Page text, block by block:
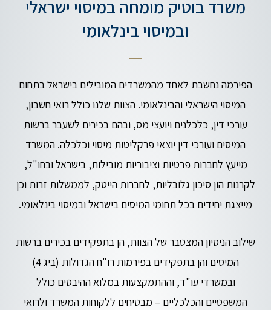
משרד בוטיק מומחה במיסוי ישראלי
ובמיסוי בינלאומי
הפירמה נחשבת לאחד מהמשרדים המובילים בישראל בתחום
המיסוי הישראלי והבינלאומי. הצוות שלנו כולל רואי חשבון,
עורכי דין, כלכלנים ויועצי מס, ובהם בכירים לשעבר ברשות
המיסים ועורכי דין יוצאי פרקליטות מיסוי וכלכלה. המשרד
מייעץ לחברות פרטיות וציבוריות מובילות, בישראל ובחו"ל,
לקרנות הון סיכון גלובליות, לחברות הייטק, לממשלות זרות וכן
מייצגת יחידים בכל תחומי המיסים בישראל ובמיסוי בינלאומי.
שילוב הניסיון המצטבר של הצוות, הן בתפקידים בכירים ברשות
המיסים והן בתפקידים בפירמות רו"ח הגדולות (ביג 4)
ובמשרדי עו"ד, וההתמקצעות במלוא ההיבטים כולל
המשפטיים והכלכליים – מבטיחים ללקוחות המשרד ולרואי